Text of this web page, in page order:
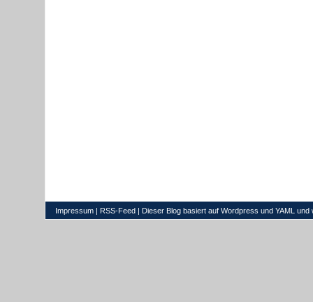
Impressum | RSS-Feed | Dieser Blog basiert auf Wordpress und YAML und